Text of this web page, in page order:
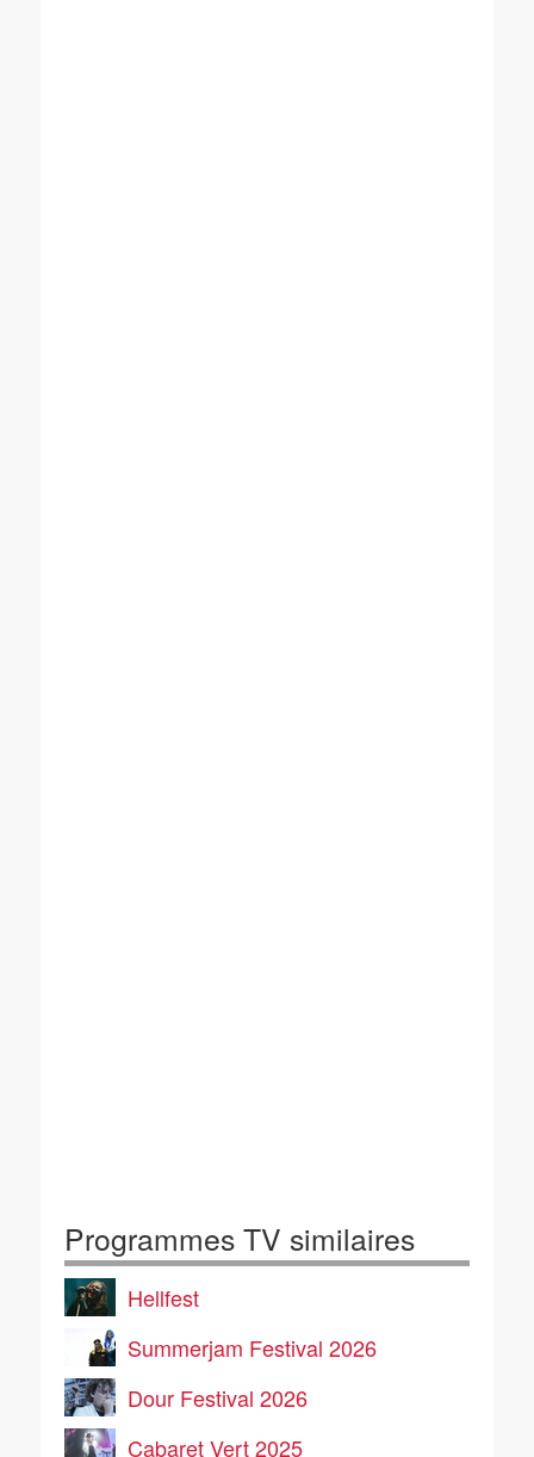
Programmes TV similaires
Hellfest
Summerjam Festival 2026
Dour Festival 2026
Cabaret Vert 2025